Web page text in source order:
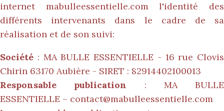
internet mabulleessentielle.coml'identité des
différents intervenants dans le cadre de sa
réalisation et de son suivi:
Société : MA BULLE ESSENTIELLE - 16 rue Clovis
Chirin 63170 Aubière - SIRET : 82914402100013
Responsable publication : MA BULLE
ESSENTIELLE – contact@mabulleessentielle.com